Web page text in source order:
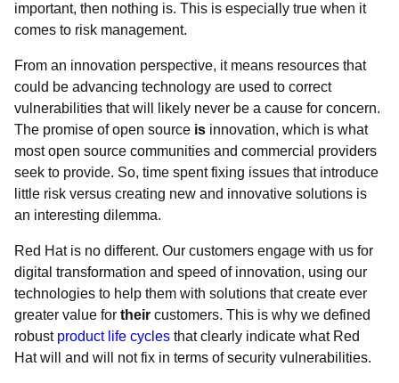
important, then nothing is. This is especially true when it
comes to risk management.
From an innovation perspective, it means resources that
could be advancing technology are used to correct
vulnerabilities that will likely never be a cause for concern.
The promise of open source is innovation, which is what
most open source communities and commercial providers
seek to provide. So, time spent fixing issues that introduce
little risk versus creating new and innovative solutions is
an interesting dilemma.
Red Hat is no different. Our customers engage with us for
digital transformation and speed of innovation, using our
technologies to help them with solutions that create ever
greater value for their customers. This is why we defined
robust product life cycles that clearly indicate what Red
Hat will and will not fix in terms of security vulnerabilities.